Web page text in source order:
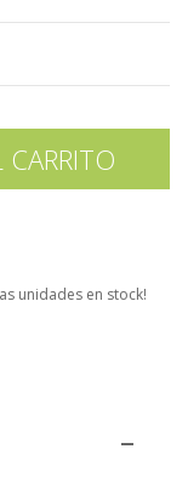
CARRITO
unidades en stock!